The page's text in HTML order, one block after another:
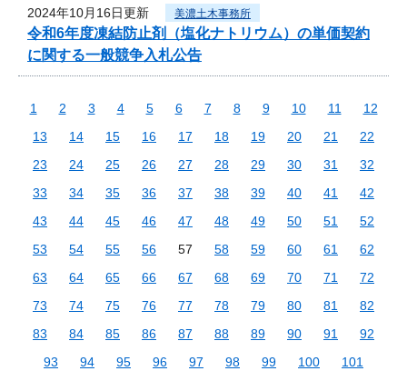
2024年10月16日更新 美濃土木事務所
令和6年度凍結防止剤（塩化ナトリウム）の単価契約
に関する一般競争入札公告
1 2 3 4 5 6 7 8 9 10 11
12
13
14 15 16 17 18 19 20 21
22
23
24 25 26 27 28 29 30 31
32
33
34 35 36 37 38 39 40 41
42
43
44 45 46 47 48 49 50 51
52
53
54 55 56 57 58 59 60 61
62
63
64 65 66 67 68 69 70 71
72
73
74 75 76 77 78 79 80 81
82
83
84 85 86 87 88 89 90 91
92
93
94 95 96 97 98 99 100
101